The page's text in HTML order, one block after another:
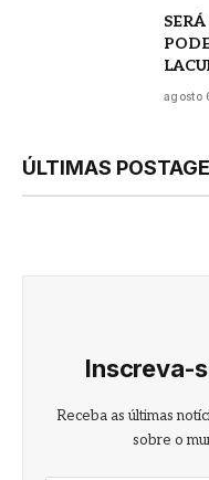
agosto
ÚLTIMAS
Inscreva-
Receba as últimas
sobre o